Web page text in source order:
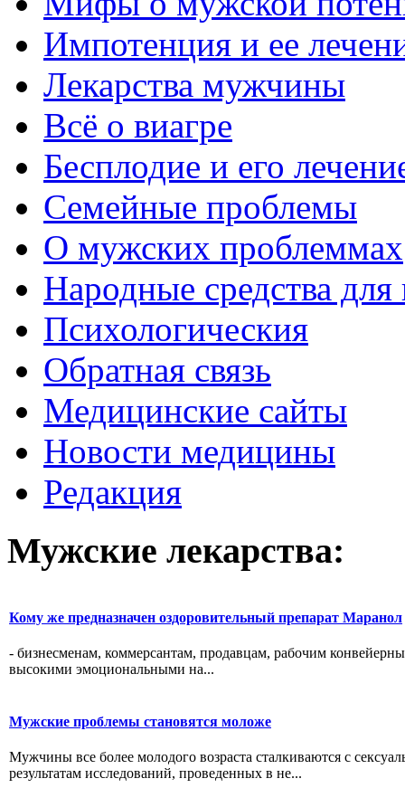
Импотенция и ее
Лекарства мужчины
Всё о виагре
Бесплодие и его
Семейные проблемы
О мужских проблеммах
Народные средства
Психологическия
Обратная связь
Медицинские сайты
Новости медицины
Редакция
Мужские лекарства:
Кому же предназначен оздоровительный препарат Маранол
- бизнесменам, коммерсантам, продавцам, рабочим
высокими эмоциональными на...
Мужские проблемы становятся моложе
Мужчины все более молодого возраста сталкиваются с
результатам исследований, проведенных в не...